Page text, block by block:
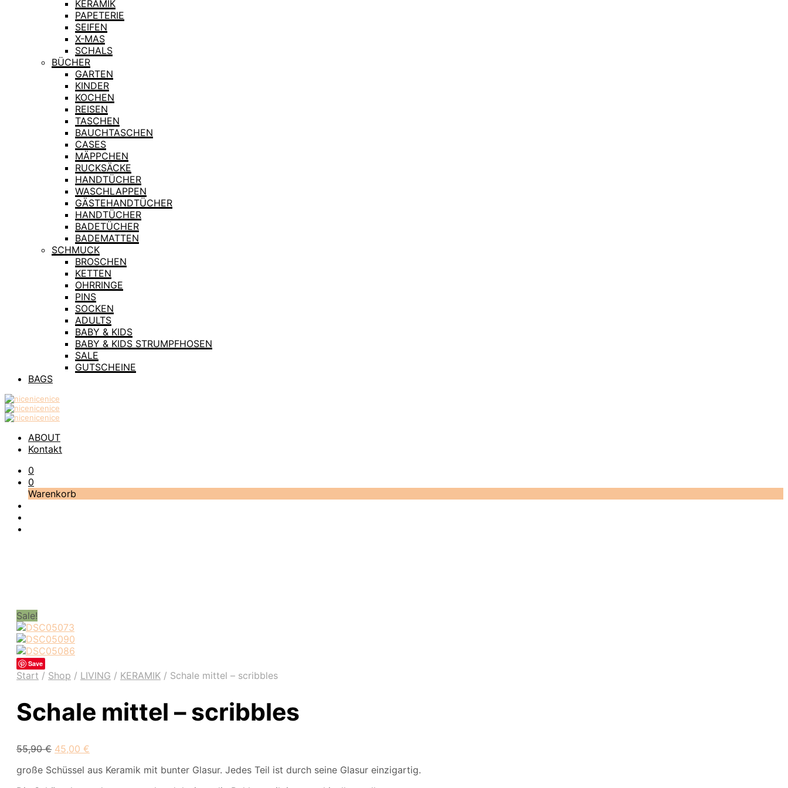
KERAMIK
PAPETERIE
SEIFEN
X-MAS
SCHALS
BÜCHER
GARTEN
KINDER
KOCHEN
REISEN
TASCHEN
BAUCHTASCHEN
CASES
MÄPPCHEN
RUCKSÄCKE
HANDTÜCHER
WASCHLAPPEN
GÄSTEHANDTÜCHER
HANDTÜCHER
BADETÜCHER
BADEMATTEN
SCHMUCK
BROSCHEN
KETTEN
OHRRINGE
PINS
SOCKEN
ADULTS
BABY & KIDS
BABY & KIDS STRUMPFHOSEN
SALE
GUTSCHEINE
BAGS
ABOUT
Kontakt
0
0
Warenkorb
Sale!
Save
Start / Shop / LIVING / KERAMIK / Schale mittel – scribbles
Schale mittel – scribbles
55,90€ Ursprünglicher
war:
45,00 €
ist:
große Schüssel aus Keramik mit bunter Glasur. Jedes Teil ist durch seine Glasur einzigartig.